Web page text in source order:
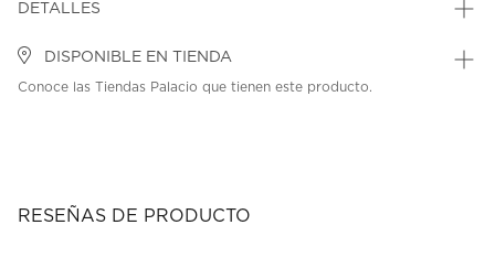
DETALLES
DISPONIBLE EN TIENDA
Conoce las Tiendas Palacio que tienen este producto.
RESEÑAS DE PRODUCTO